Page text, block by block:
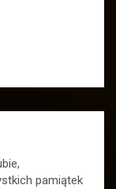
pamiątek